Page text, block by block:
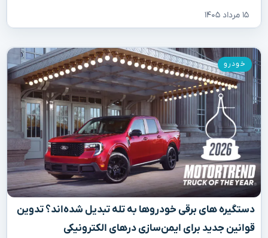
۱۵ مرداد ۱۴۰۵
دستگیره‌ های برقی خودروها به تله تبدیل شده‌اند؟ تدوین
قوانین جدید برای ایمن‌سازی درهای الکترونیکی
خودرو